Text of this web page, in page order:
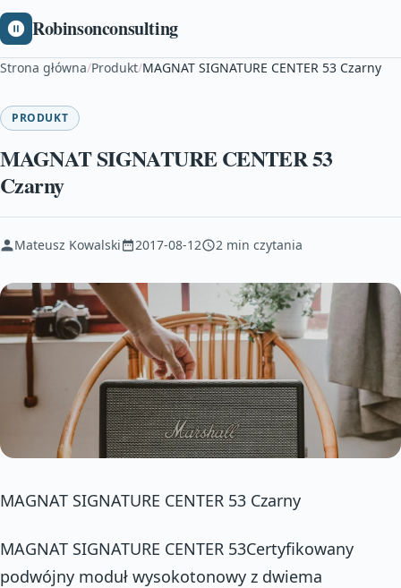
Robinsonconsulting
Strona główna/Produkt/MAGNAT SIGNATURE CENTER 53 Czarny
PRODUKT
MAGNAT SIGNATURE CENTER 53
Czarny
Mateusz Kowalski 2017-08-12 2 min czytania
MAGNAT SIGNATURE CENTER 53 Czarny
MAGNAT SIGNATURE CENTER 53Certyfikowany
podwójny moduł wysokotonowy z dwiema